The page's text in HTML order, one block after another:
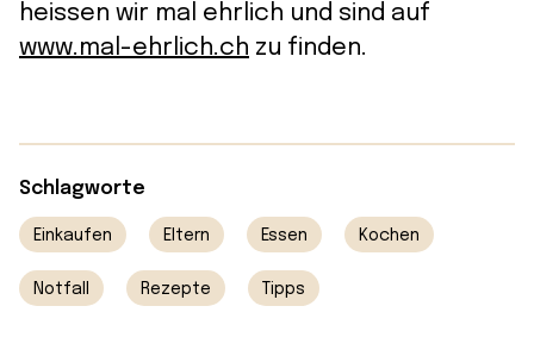
heissen wir mal ehrlich und sind auf
www.mal-ehrlich.ch zu finden.
Schlagworte
Einkaufen Eltern Essen Kochen
Notfall Rezepte Tipps